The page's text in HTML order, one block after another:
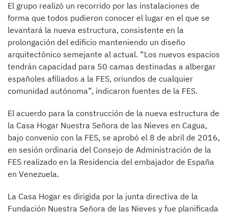
El grupo realizó un recorrido por las instalaciones de
forma que todos pudieron conocer el lugar en el que se
levantará la nueva estructura, consistente en la
prolongación del edificio manteniendo un diseño
arquitectónico semejante al actual. “Los nuevos espacios
tendrán capacidad para 50 camas destinadas a albergar
españoles afiliados a la FES, oriundos de cualquier
comunidad autónoma”, indicaron fuentes de la FES.
El acuerdo para la construcción de la nueva estructura de
la Casa Hogar Nuestra Señora de las Nieves en Cagua,
bajo convenio con la FES, se aprobó el 8 de abril de 2016,
en sesión ordinaria del Consejo de Administración de la
FES realizado en la Residencia del embajador de España
en Venezuela.
La Casa Hogar es dirigida por la junta directiva de la
Fundación Nuestra Señora de las Nieves y fue planificada